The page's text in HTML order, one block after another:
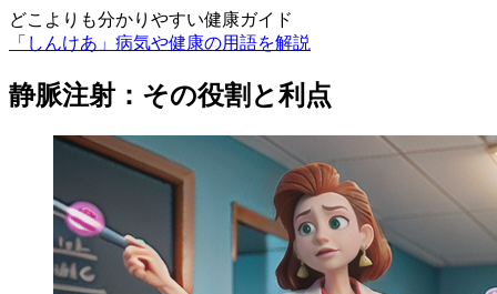
どこよりも分かりやすい健康ガイド
「しんけあ」病気や健康の用語を解説
静脈注射：その役割と利点